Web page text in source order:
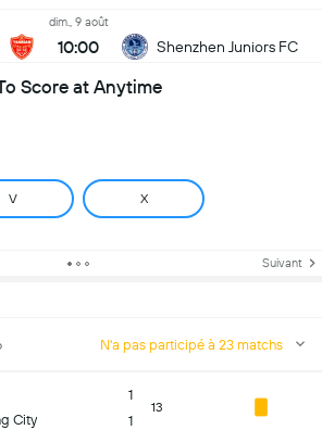
dim., 9 août
10:00 Shenzhen Juniors FC
Score at Anytime
V X
Suivant
N'a pas participé à 23 matchs
City
1
1
13